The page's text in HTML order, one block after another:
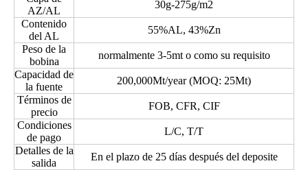
AZ/AL
30g-275g/m2
Contenido
del AL
55%AL, 43%Zn
Peso de la
bobina
normalmente 3-5mt o como su requisito
Capacidad de
la fuente
200,000Mt/year (MOQ: 25Mt)
Términos de
precio
FOB, CFR, CIF
Condiciones
de pago
L/C, T/T
Detalles de la
salida
En el plazo de 25 días después del deposite